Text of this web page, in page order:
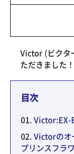
Victor (ビクタ
ただきました！
目次
Victor:EX-
Victorのオ
プリンスフラ